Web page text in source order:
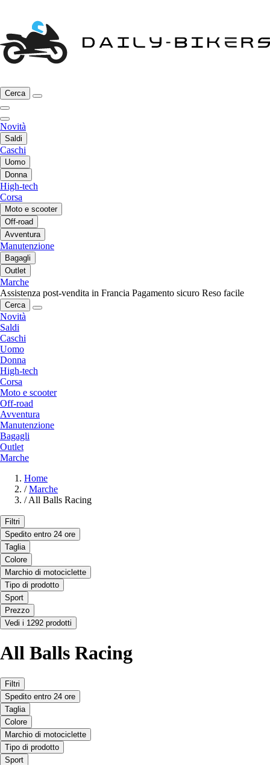
Cerca
Novità
Saldi
Caschi
Uomo
Donna
High-tech
Corsa
Moto e scooter
Off-road
Avventura
Manutenzione
Bagagli
Outlet
Marche
Assistenza post-vendita in Francia Pagamento sicuro Reso facile
Cerca
Novità
Saldi
Caschi
Uomo
Donna
High-tech
Corsa
Moto e scooter
Off-road
Avventura
Manutenzione
Bagagli
Outlet
Marche
Home
/ Marche
/ All Balls Racing
Filtri
Spedito entro 24 ore
Taglia
Colore
Marchio di motociclette
Tipo di prodotto
Sport
Prezzo
Vedi i 1292 prodotti
All Balls Racing
Filtri
Spedito entro 24 ore
Taglia
Colore
Marchio di motociclette
Tipo di prodotto
Sport